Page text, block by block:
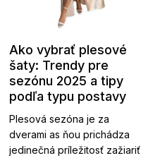
Ako vybrať plesové
šaty: Trendy pre
sezónu 2025 a tipy
podľa typu postavy
Plesová sezóna je za
dverami as ňou prichádza
jedinečná príležitosť zažiariť